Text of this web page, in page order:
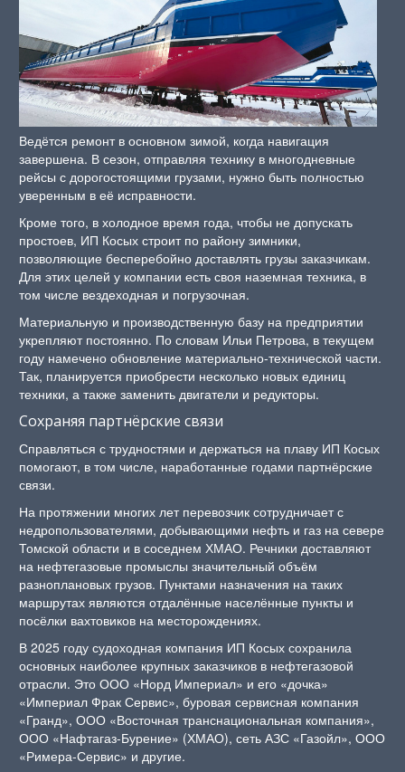
Ведётся ремонт в основном зимой, когда навигация
завершена. В сезон, отправляя технику в многодневные
рейсы с дорогостоящими грузами, нужно быть полностью
уверенным в её исправности.
Кроме того, в холодное время года, чтобы не допускать
простоев, ИП Косых строит по району зимники,
позволяющие бесперебойно доставлять грузы заказчикам.
Для этих целей у компании есть своя наземная техника, в
том числе вездеходная и погрузочная.
Материальную и производственную базу на предприятии
укрепляют постоянно. По словам Ильи Петрова, в текущем
году намечено обновление материально-технической части.
Так, планируется приобрести несколько новых единиц
техники, а также заменить двигатели и редукторы.
Сохраняя партнёрские связи
Справляться с трудностями и держаться на плаву ИП Косых
помогают, в том числе, наработанные годами партнёрские
связи.
На протяжении многих лет перевозчик сотрудничает с
недропользователями, добывающими нефть и газ на севере
Томской области и в соседнем ХМАО. Речники доставляют
на нефтегазовые промыслы значительный объём
разноплановых грузов. Пунктами назначения на таких
маршрутах являются отдалённые населённые пункты и
посёлки вахтовиков на месторождениях.
В 2025 году судоходная компания ИП Косых сохранила
основных наиболее крупных заказчиков в нефтегазовой
отрасли. Это ООО «Норд Империал» и его «дочка»
«Империал Фрак Сервис», буровая сервисная компания
«Гранд», ООО «Восточная транснациональная компания»,
ООО «Нафтагаз-Бурение» (ХМАО), сеть АЗС «Газойл», ООО
«Римера-Сервис» и другие.